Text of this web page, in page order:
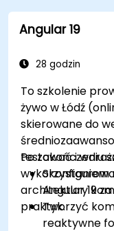
Angular 19
28 godzin
To szkolenie
żywo w Łódź
skierowane do
testować i
wykorzystaniem
architektury
praktyk.
Po zakończeniu
Angular 19
Tworzyć
reaktywne